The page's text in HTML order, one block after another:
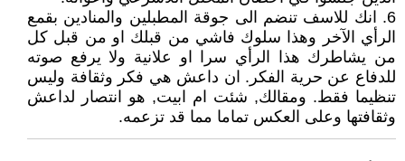
6. انك للاسف تنضم الى جوقة المطبلين والمنادين بقمع
الرأي الآخر وهذا سلوك فاشي من قبلك او من قبل كل
من يشاطرك هذا الرأي سرا او علانية ولا يرفع صوته
للدفاع عن حرية الفكر. ان داعش هي فكر وثقافة وليس
تنظيما فقط. ومقالك, شئت ام ابيت, هو انتصار لداعش
وثقافتها وعلى العكس تماما مما قد تزعمه.